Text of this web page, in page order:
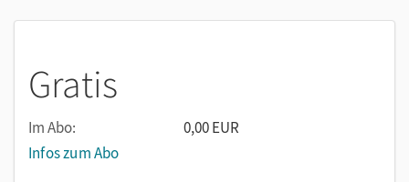
Gratis
Im Abo:
0,00 EUR
Infos zum Abo